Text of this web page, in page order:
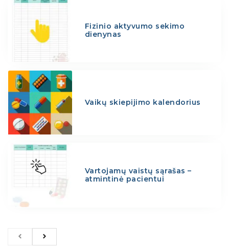
Fizinio aktyvumo sekimo
dienynas
Vaikų skiepijimo kalendorius
Vartojamų vaistų sąrašas –
atmintinė pacientui